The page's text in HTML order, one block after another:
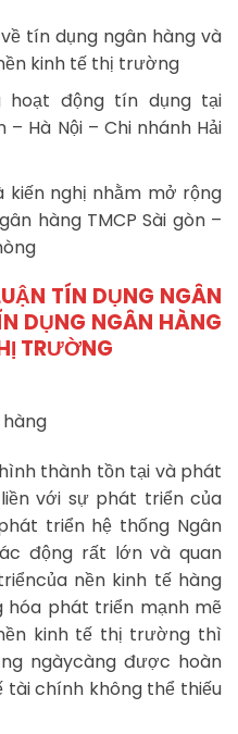
tín dụng ngân hàng và
kinh tế thị trường
hoạt động tín dụng tại
– Hà Nội – Chi nhánh Hải
kiến nghị nhằm mở rộng
hàng TMCP Sài gòn –
TÍN DỤNG NGÂN
DỤNG NGÂN HÀNG
TRƯỜNG
hàng
thành tồn tại và phát
với sự phát triển của
triển hệ thống Ngân
động rất lớn và quan
nền kinh tế hàng
hóa phát triển mạnh mẽ
kinh tế thị trường thì
ngàycàng được hoàn
chính không thể thiếu